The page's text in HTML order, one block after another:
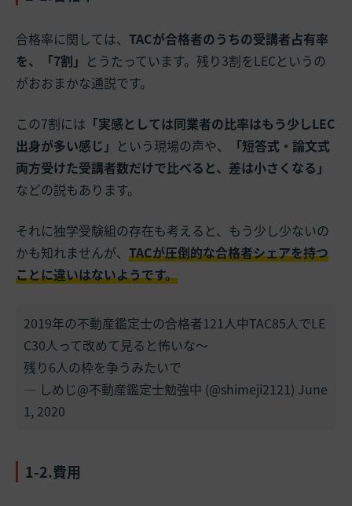
合格率に関しては、 TACが合格者のうちの受講者占有率
を、「7割」 とうたっています。残り3割をLECというの
がおおまかな通説です。
この7割には 「実感としては同業者の比率はもう少しLEC
出身が多い感じ」 という現場の声や、
「短答式・論文式
両方受けた受講者数だけで比べると、差は小さくなる」
などの説もあります。
それに独学受験組の存在も考えると、もう少し少ないの
かも知れませんが、 TACが圧倒的な合格者シェアを持つ
ことに違いはないようです。
2019年の不動産鑑定士の合格者121人中TAC85人でLE
C30人って改めて見ると怖いな〜
残り6人の枠を争うみたいで
— しめじ@不動産鑑定士勉強中 (@shimeji2121) June
1, 2020
1-2.費用